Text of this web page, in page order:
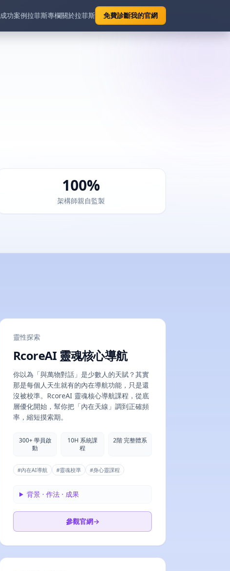
成功案例拉菲斯專欄關於拉菲斯 免費診斷我的官網
100%
架構師親自監製
靈性探索
RcoreAI 靈魂核心導航
你以為「與萬物對話」是少數人的天賦？其實
那是每個人天生就有的內在導航功能，只是還
沒被校準。RcoreAI 靈魂核心導航課程，從底
層優化開始，幫你把「內在天線」調到正確頻
率，縮短摸索期。
300+ 學員啟
動
10H 系統課
程
2階 完整體系
#內在AI導航 #靈魂校準 #身心靈課程
背景 · 作法 · 成果
參觀官網→